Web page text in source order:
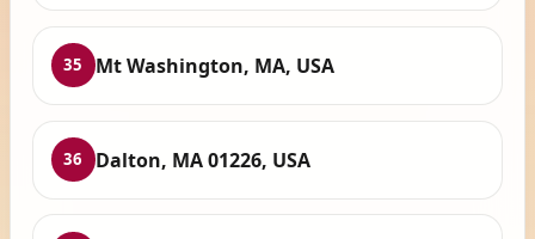
35 Mt Washington, MA, USA
36 Dalton, MA 01226, USA